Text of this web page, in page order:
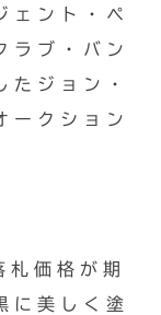
ェント・ペ
ラブ・バン
たジョン・
ークション
価格が期
に美しく塗